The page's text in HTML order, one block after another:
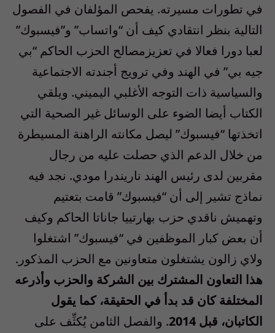
في تطورات مسيرته. يفحص المؤلفان في الفصول
التالية بنظر انتقادي كيف أن “واتساب” و”فيسبوك”
لعبا دورا فعالا في تعزيزمصالح الحزب الحاكم “بي
جيه بي” في الهند وفي ترويج أجندته الاجتماعية
والسياسية ذات التوجه الأغلبي اليميني. ويلقي
الكتاب أيضا الضوء على الوسائل غير الصحية التي
اتخذتها “فيسبوك” ليصل مكانته الراهنة المسيطرة
من خلال الدعم الذي حصلت عليه من رجال
مقربين لدى رئيس الهند ناريندرا مودي. نجد فيه
نماذج تشير إلى أن “فيسبوك” قامت بتعتيم
وتهميش ناقدي حزب بهارتييا جاناتا الحاكم وكيف
أن بعض كبار الموظفين في “فيسبوك” اشتغلوا
ولاي زالون يشتغلون متعاونين مع الحزب المذكور .
هذا التعاون المشترك بين الشركة والحزب وأذرعه
المختلفة كان قد بدأ في الحقيقة، كما يقول
الكاتبان، قبل
. والفصل الثامن يُكثِّف على